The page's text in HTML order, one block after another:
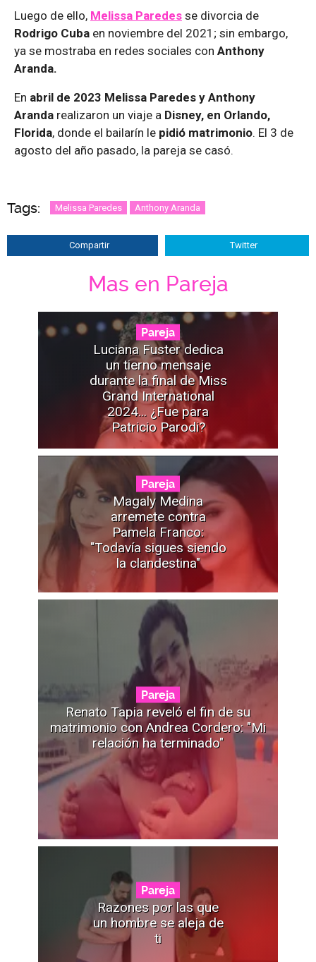
Luego de ello, Melissa Paredes se divorcia de
Rodrigo Cuba en noviembre del 2021; sin embargo,
ya se mostraba en redes sociales con Anthony
Aranda.
En abril de 2023 Melissa Paredes y Anthony
Aranda realizaron un viaje a Disney, en Orlando,
Florida, donde el bailarín le pidió matrimonio. El 3 de
agosto del año pasado, la pareja se casó.
Tags: Melissa Paredes Anthony Aranda
Compartir Twitter
Mas en Pareja
Pareja
Luciana Fuster dedica
un tierno mensaje
durante la final de Miss
Grand International
2024... ¿Fue para
Patricio Parodi?
Pareja
Magaly Medina
arremete contra
Pamela Franco:
"Todavía sigues siendo
la clandestina"
Pareja
Renato Tapia reveló el fin de su
matrimonio con Andrea Cordero: "Mi
relación ha terminado"
Pareja
Razones por las que
un hombre se aleja de
ti